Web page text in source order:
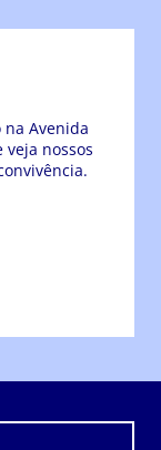
na Avenida
veja nossos